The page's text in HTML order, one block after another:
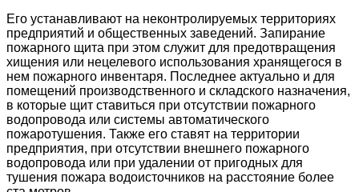
Его устанавливают на неконтролируемых территориях
предприятий и общественных заведений. Запирание
пожарного щита при этом служит для предотвращения
хищения или нецелевого использования хранящегося в
нем пожарного инвентаря. Последнее актуально и для
помещений производственного и складского назначения,
в которые щит ставиться при отсутствии пожарного
водопровода или системы автоматического
пожаротушения. Также его ставят на территории
предприятия, при отсутствии внешнего пожарного
водопровода или при удалении от пригодных для
тушения пожара водоисточников на расстояние более